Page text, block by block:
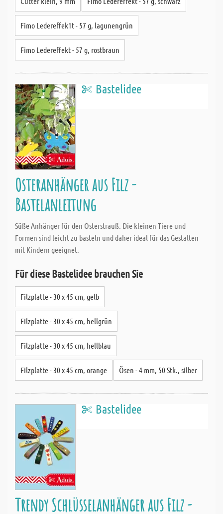
Fimo Ledereffek1t - 57 g, lagunengrün
Fimo Ledereffekt - 57 g, rostbraun
Bastelidee
Osteranhänger aus Filz -
Bastelanleitung
Süße Anhänger für den Osterstrauß. Die kleinen Tiere und
Formen sind leicht zu basteln und daher ideal für das Gestalten
mit Kindern geeignet.
Für diese Bastelidee brauchen Sie
Filzplatte - 30 x 45 cm, gelb
Filzplatte - 30 x 45 cm, hellgrün
Filzplatte - 30 x 45 cm, hellblau
Filzplatte - 30 x 45 cm, orange Ösen - 4 mm, 50 Stk., silber
Bastelidee
Trendy Schlüsselanhänger aus Filz -